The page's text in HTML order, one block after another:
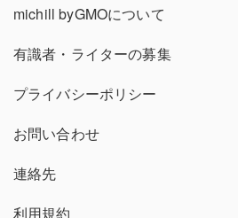
michill byGMOについて
有識者・ライターの募集
プライバシーポリシー
お問い合わせ
連絡先
利用規約